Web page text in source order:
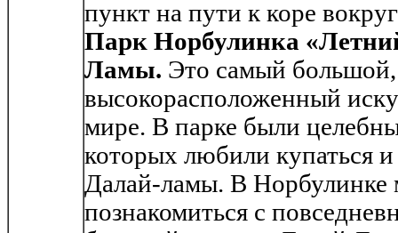
пункт на пути к коре
Парк Норбулинка
Ламы. Это самый
высокорасположенный
мире. В парке были
которых любили купаться
Далай-ламы. В
познакомиться с